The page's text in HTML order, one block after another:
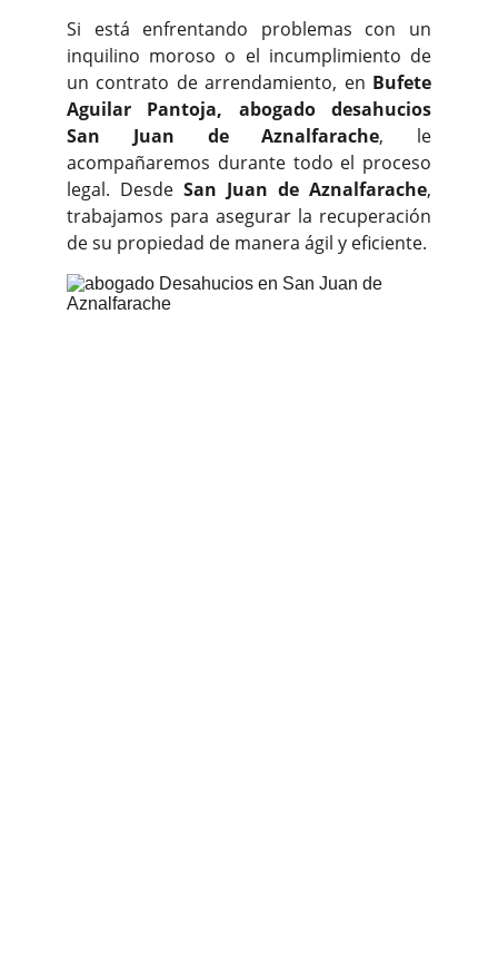
Si está enfrentando problemas con un
inquilino moroso o el incumplimiento de
un contrato de arrendamiento, en Bufete
Aguilar Pantoja, abogado desahucios
San Juan de Aznalfarache, le
acompañaremos durante todo el proceso
legal. Desde San Juan de Aznalfarache,
trabajamos para asegurar la recuperación
de su propiedad de manera ágil y eficiente.